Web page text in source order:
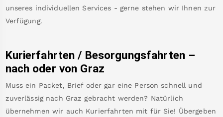
unseres individuellen Services - gerne stehen wir Ihnen zur
Verfügung.
Kurierfahrten / Besorgungsfahrten –
nach oder von Graz
Muss ein Packet, Brief oder gar eine Person schnell und
zuverlässig nach Graz gebracht werden? Natürlich
übernehmen wir auch Kurierfahrten mit für Sie! Übergeben